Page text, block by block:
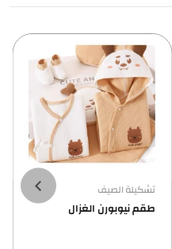
تشكيلة الصيف
طقم نيوبورن الغزال